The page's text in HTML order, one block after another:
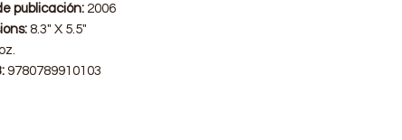
publicación: 2006
8.3" X 5.5"
9780789910103